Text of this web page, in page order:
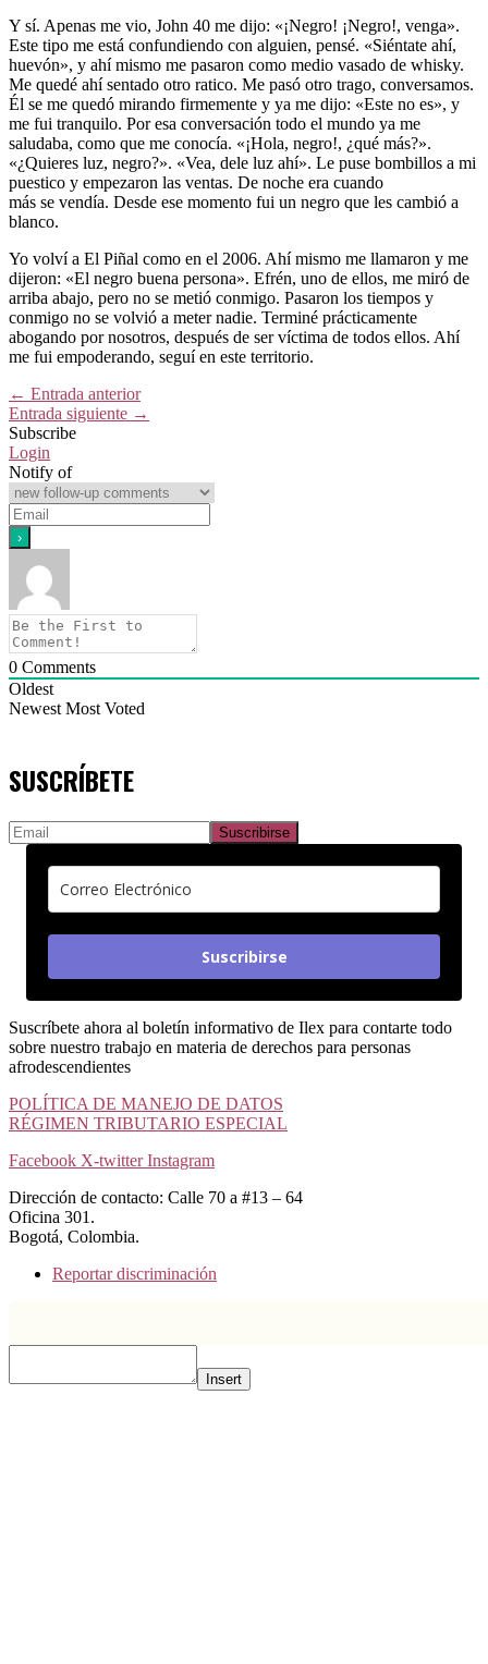
Y sí. Apenas me vio, John 40 me dijo: «¡Negro! ¡Negro!, venga».
Este tipo me está confundiendo con alguien, pensé. «Siéntate ahí,
huevón», y ahí mismo me pasaron como medio vasado de whisky.
Me quedé ahí sentado otro ratico. Me pasó otro trago, conversamos.
Él se me quedó mirando firmemente y ya me dijo: «Este no es», y
me fui tranquilo. Por esa conversación todo el mundo ya me
saludaba, como que me conocía. «¡Hola, negro!, ¿qué más?».
«¿Quieres luz, negro?». «Vea, dele luz ahí». Le puse bombillos a mi
puestico y empezaron las ventas. De noche era cuando
más se vendía. Desde ese momento fui un negro que les cambió a
blanco.
Yo volví a El Piñal como en el 2006. Ahí mismo me llamaron y me
dijeron: «El negro buena persona». Efrén, uno de ellos, me miró de
arriba abajo, pero no se metió conmigo. Pasaron los tiempos y
conmigo no se volvió a meter nadie. Terminé prácticamente
abogando por nosotros, después de ser víctima de todos ellos. Ahí
me fui empoderando, seguí en este territorio.
← Entrada anterior
Entrada siguiente →
Subscribe
Login
Notify of
0 Comments
Oldest
Newest Most Voted
SUSCRÍBETE
Suscribirse
Suscríbete ahora al boletín informativo de Ilex para contarte todo
sobre nuestro trabajo en materia de derechos para personas
afrodescendientes
POLÍTICA DE MANEJO DE DATOS
RÉGIMEN TRIBUTARIO ESPECIAL
Facebook X-twitter Instagram
Dirección de contacto: Calle 70 a #13 – 64
Oficina 301.
Bogotá, Colombia.
Reportar discriminación
Insert